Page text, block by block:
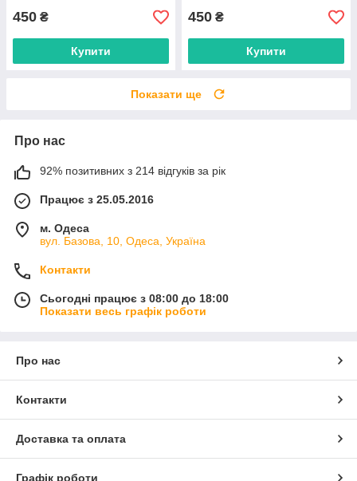
450 ₴
Купити
450 ₴
Купити
Показати ще
Про нас
92% позитивних з 214 відгуків за рік
Працює з 25.05.2016
м. Одеса
вул. Базова, 10, Одеса, Україна
Контакти
Сьогодні працює з 08:00 до 18:00
Показати весь графік роботи
Про нас
Контакти
Доставка та оплата
Графік роботи